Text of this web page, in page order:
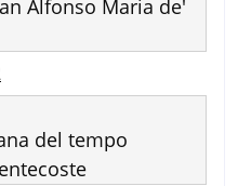
Alfonso Maria de'
del tempo